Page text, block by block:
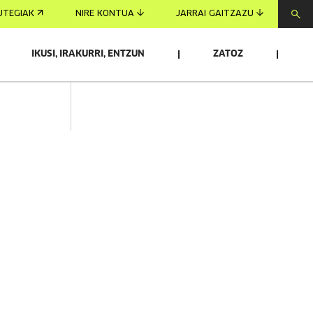
NIRE KONTUA JARRAI GAITZAZU
IKUSI, IRAKURRI, ENTZUN ZATOZ